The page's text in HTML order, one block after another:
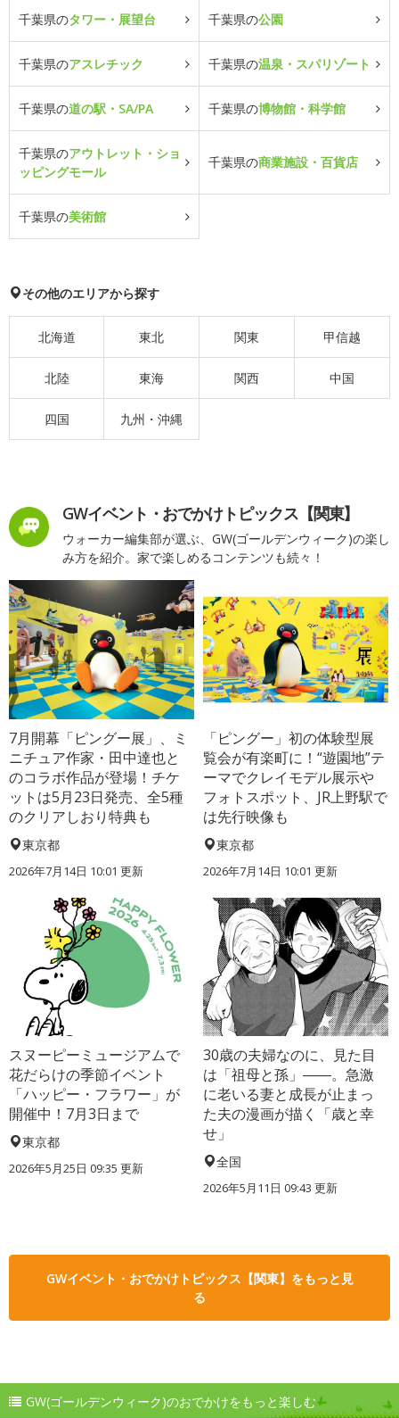
千葉県のタワー・展望台 千葉県の公園
千葉県のアスレチック 千葉県の温泉・スパリゾート
千葉県の道の駅・SA/PA 千葉県の博物館・科学館
千葉県のアウトレット・ショ
ッピングモール
千葉県の商業施設・百貨店
千葉県の美術館
その他のエリアから探す
北海道 東北 関東 甲信越
北陸 東海 関西 中国
四国 九州・沖縄
GWイベント・おでかけトピックス【関東】
ウォーカー編集部が選ぶ、GW(ゴールデンウィーク)の楽し
み方を紹介。家で楽しめるコンテンツも続々！
7月開幕「ピングー展」、ミ
ニチュア作家・田中達也と
のコラボ作品が登場！チケ
ットは5月23日発売、全5種
のクリアしおり特典も
東京都
2026年7月14日 10:01 更新
「ピングー」初の体験型展
覧会が有楽町に！“遊園地”テ
ーマでクレイモデル展示や
フォトスポット、JR上野駅で
は先行映像も
東京都
2026年7月14日 10:01 更新
スヌーピーミュージアムで
花だらけの季節イベント
「ハッピー・フラワー」が
開催中！7月3日まで
東京都
2026年5月25日 09:35 更新
30歳の夫婦なのに、見た目
は「祖母と孫」――。急激
に老いる妻と成長が止まっ
た夫の漫画が描く「歳と幸
せ」
全国
2026年5月11日 09:43 更新
GWイベント・おでかけトピックス【関東】をもっと見
る
GW(ゴールデンウィーク)のおでかけをもっと楽しむ